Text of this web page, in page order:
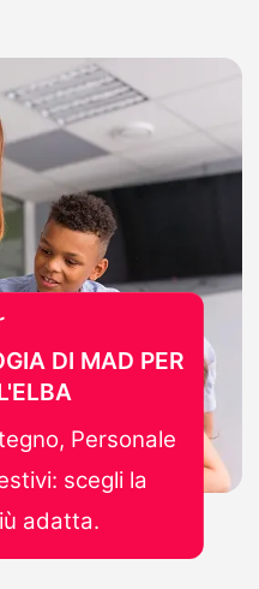
DI MAD PER
Personale
scegli la
adatta.